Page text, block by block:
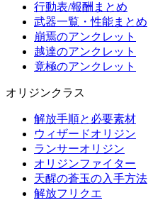
行動表/報酬まとめ
武器一覧・性能まとめ
崩焉のアンクレット
越達のアンクレット
竟極のアンクレット
オリジンクラス
解放手順と必要素材
ウィザードオリジン
ランサーオリジン
オリジンファイター
天醒の蒼玉の入手方法
解放フリクエ